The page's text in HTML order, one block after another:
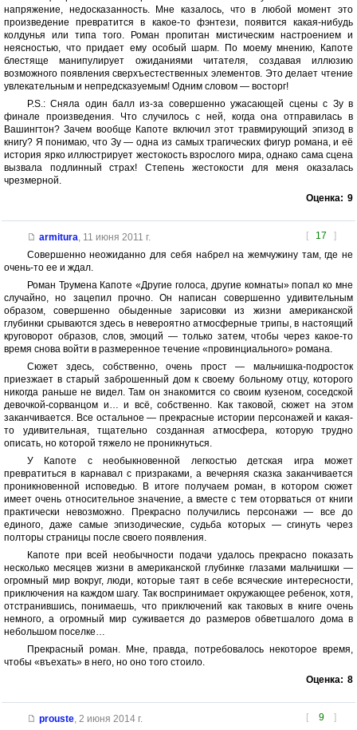
напряжение, недосказанность. Мне казалось, что в любой момент это
произведение превратится в какое-то фэнтези, появится какая-нибудь
колдунья или типа того. Роман пропитан мистическим настроением и
неясностью, что придает ему особый шарм. По моему мнению, Капоте
блестяще манипулирует ожиданиями читателя, создавая иллюзию
возможного появления сверхъестественных элементов. Это делает чтение
увлекательным и непредсказуемым! Одним словом — восторг!
P.S.: Сняла один балл из-за совершенно ужасающей сцены с Зу в
финале произведения. Что случилось с ней, когда она отправилась в
Вашингтон? Зачем вообще Капоте включил этот травмирующий эпизод в
книгу? Я понимаю, что Зу — одна из самых трагических фигур романа, и её
история ярко иллюстрирует жестокость взрослого мира, однако сама сцена
вызвала подлинный страх! Степень жестокости для меня оказалась
чрезмерной.
Оценка: 9
[ 17 ]
armitura, 11 июня 2011 г.
Совершенно неожиданно для себя набрел на жемчужину там, где не
очень-то ее и ждал.
Роман Трумена Капоте «Другие голоса, другие комнаты» попал ко мне
случайно, но зацепил прочно. Он написан совершенно удивительным
образом, совершенно обыденные зарисовки из жизни американской
глубинки срываются здесь в невероятно атмосферные трипы, в настоящий
круговорот образов, слов, эмоций — только затем, чтобы через какое-то
время снова войти в размеренное течение «провинциального» романа.
Сюжет здесь, собственно, очень прост — мальчишка-подросток
приезжает в старый заброшенный дом к своему больному отцу, которого
никогда раньше не видел. Там он знакомится со своим кузеном, соседской
девочкой-сорванцом и… и всё, собственно. Как таковой, сюжет на этом
заканчивается. Все остальное — прекрасные истории персонажей и какая-
то удивительная, тщательно созданная атмосфера, которую трудно
описать, но которой тяжело не проникнуться.
У Капоте с необыкновенной легкостью детская игра может
превратиться в карнавал с призраками, а вечерняя сказка заканчивается
проникновенной исповедью. В итоге получаем роман, в котором сюжет
имеет очень относительное значение, а вместе с тем оторваться от книги
практически невозможно. Прекрасно получились персонажи — все до
единого, даже самые эпизодические, судьба которых — сгинуть через
полторы страницы после своего появления.
Капоте при всей необычности подачи удалось прекрасно показать
несколько месяцев жизни в американской глубинке глазами мальчишки —
огромный мир вокруг, люди, которые таят в себе всяческие интересности,
приключения на каждом шагу. Так воспринимает окружающее ребенок, хотя,
отстранившись, понимаешь, что приключений как таковых в книге очень
немного, а огромный мир суживается до размеров обветшалого дома в
небольшом поселке…
Прекрасный роман. Мне, правда, потребовалось некоторое время,
чтобы «въехать» в него, но оно того стоило.
Оценка: 8
[ 9 ]
prouste, 2 июня 2014 г.